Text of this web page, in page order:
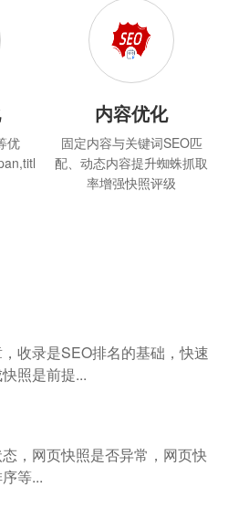
优
内容优化
固定内容与关键词SEO匹
配、动态内容提升蜘蛛抓取
率增强快照评级
收录是SEO排名的基础，快速
照是前提...
，网页快照是否异常，网页快
等...